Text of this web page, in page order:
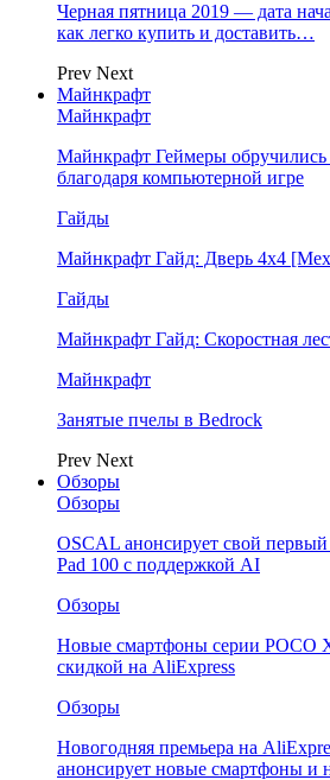
Черная пятница 2019 — дата
как легко купить и доставить…
Prev Next
Майнкрафт
Майнкрафт
Майнкрафт Геймеры обручились
благодаря компьютерной игре
Гайды
Майнкрафт Гайд: Дверь 4х4
Гайды
Майнкрафт Гайд: Скоростная
Майнкрафт
Занятые пчелы в Bedrock
Prev Next
Обзоры
Обзоры
OSCAL анонсирует свой
Pad 100 с поддержкой AI
Обзоры
Новые смартфоны серии POCO
скидкой на AliExpress
Обзоры
Новогодняя премьера на
анонсирует новые смартфоны и